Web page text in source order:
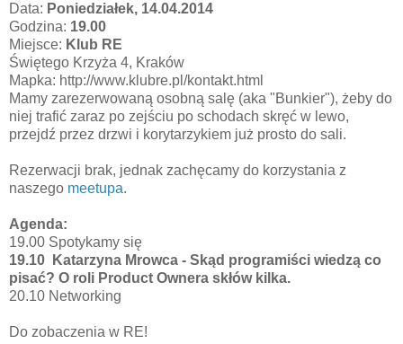
Data: Poniedziałek, 14.04.2014
Godzina: 19.00
Miejsce: Klub RE
Świętego Krzyża 4, Kraków
Mapka: http://www.klubre.pl/kontakt.html
Mamy zarezerwowaną osobną salę (aka "Bunkier"), żeby do
niej trafić zaraz po zejściu po schodach skręć w lewo,
przejdź przez drzwi i korytarzykiem już prosto do sali.
Rezerwacji brak, jednak zachęcamy do korzystania z
naszego meetupa.
Agenda:
19.00 Spotykamy się
19.10
Katarzyna Mrowca - Skąd programiści wiedzą co
pisać? O roli Product Ownera skłów kilka.
20.10 Networking
Do zobaczenia w RE!